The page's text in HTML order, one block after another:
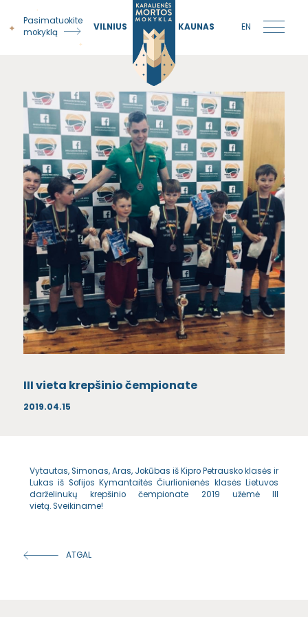
Pasimatuokite
mokyklą
VILNIUS KAUNAS EN
III vieta krepšinio čempionate
2019.04.15
Vytautas, Simonas, Aras, Jokūbas iš Kipro Petrausko klasės ir
Lukas iš Sofijos Kymantaitės Čiurlionienės klasės Lietuvos
darželinukų krepšinio čempionate 2019 užėmė III
vietą. Sveikiname!
ATGAL